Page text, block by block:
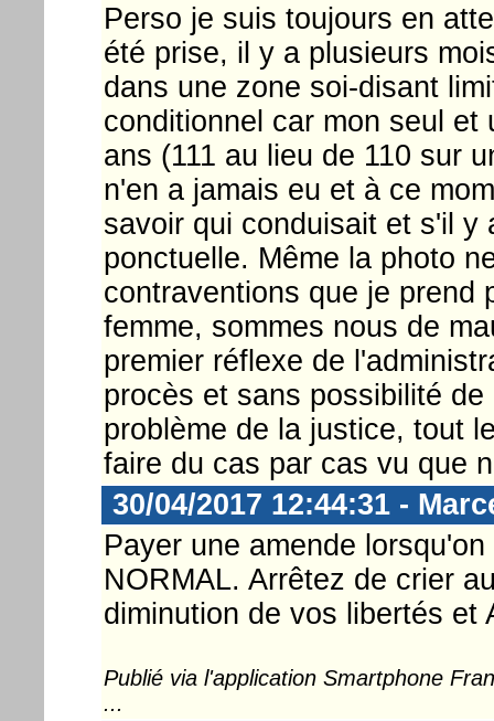
Perso je suis toujours en
été prise, il y a plusieurs
dans une zone soi-disant
conditionnel car mon seul
ans (111 au lieu de 110 sur
n'en a jamais eu et à ce
savoir qui conduisait et s'il y
ponctuelle. Même la photo
contraventions que je prend
femme, sommes nous de
premier réflexe de
procès et sans possibilité
problème de la justice, tout
faire du cas par cas vu que
30/04/2017 12:44:31 -
Payer une amende
NORMAL. Arrêtez de crier
diminution de vos libertés et
Publié via l'application Smartphone
...